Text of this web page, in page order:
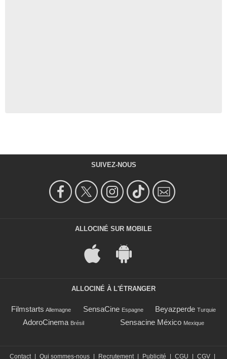
SUIVEZ-NOUS
ALLOCINÉ SUR MOBILE
ALLOCINÉ À L'ÉTRANGER
Filmstarts Allemagne SensaCine Espagne Beyazperde Turquie
AdoroCinema Brésil Sensacine México Mexique
Contact | Qui sommes-nous | Recrutement | Publicité | CGU | CGV |